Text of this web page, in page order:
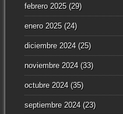
febrero 2025(29)
enero 2025(24)
diciembre 2024(25)
noviembre 2024(33)
octubre 2024(35)
septiembre 2024(23)